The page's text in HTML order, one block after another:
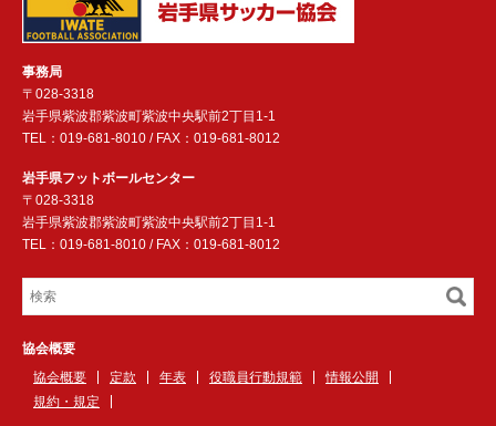
事務局
〒028-3318
岩手県紫波郡紫波町紫波中央駅前2丁目1-1
TEL：019-681-8010 / FAX：019-681-8012
岩手県フットボールセンター
〒028-3318
岩手県紫波郡紫波町紫波中央駅前2丁目1-1
TEL：019-681-8010 / FAX：019-681-8012
協会概要
協会概要
定款 年表 役職員行動規範
情報公開
規約・規定